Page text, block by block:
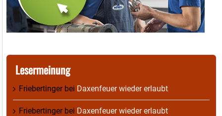
Lesermeinung
Friebertingerbei Daxenfeuer wieder erlaubt
Friebertingerbei Daxenfeuer wieder erlaubt